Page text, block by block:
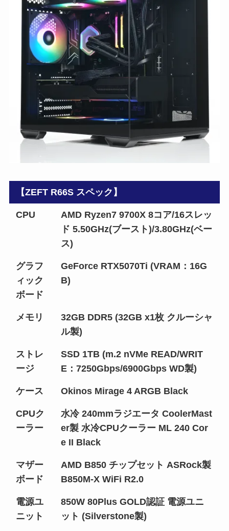
【ZEFT R66S スペック】
CPU
AMD Ryzen7 9700X 8コア/16スレッ
ド 5.50GHz(ブースト)/3.80GHz(ベー
ス)
グラフ
ィック
ボード
GeForce RTX5070Ti (VRAM：16G
B)
メモリ
32GB DDR5 (32GB x1枚 クルーシャ
ル製)
ストレ
ージ
SSD 1TB (m.2 nVMe READ/WRIT
E：7250Gbps/6900Gbps WD製)
ケース Okinos Mirage 4 ARGB Black
CPUク
ーラー
水冷 240mmラジエータ CoolerMast
er製 水冷CPUクーラー ML 240 Cor
e II Black
マザー
ボード
AMD B850 チップセット ASRock製
B850M-X WiFi R2.0
電源ユ
ニット
850W 80Plus GOLD認証 電源ユニ
ット (Silverstone製)